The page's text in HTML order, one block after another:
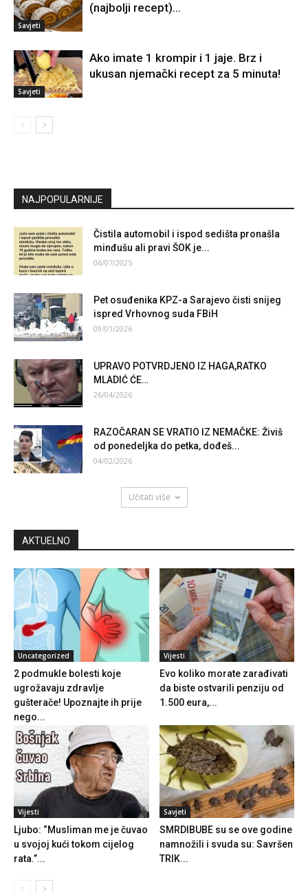
Savjeti
(najbolji recept)…
Savjeti
Ako imate 1 krompir i 1 jaje. Brz i
ukusan njemački recept za 5 minuta!
NAJPOPULARNIJE
Čistila automobil i ispod sedišta pronašla
minđušu ali pravi ŠOK je...
06/07/2025
Pet osuđenika KPZ-a Sarajevo čisti snijeg
ispred Vrhovnog suda FBiH
09/01/2026
UPRAVO POTVRDJENO IZ HAGA,RATKO
MLADIĆ ĆE…
26/04/2026
RAZOČARAN SE VRATIO IZ NEMAČKE: Živiš
od ponedeljka do petka, dođeš...
04/02/2026
Učitati više
AKTUELNO
Uncategorized
2 podmukle bolesti koje
ugrožavaju zdravlje
gušterače! Upoznajte ih prije
nego...
Vijesti
Evo koliko morate zarađivati
da biste ostvarili penziju od
1.500 eura,...
Vijesti
Ljubo: “Musliman me je čuvao
u svojoj kući tokom cijelog
rata.”...
Savjeti
SMRDIBUBE su se ove godine
namnožili i svuda su: Savršen
TRIK...